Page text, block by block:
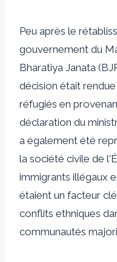
Peu après le
gouvernement du
Bharatiya Janata
décision était
réfugiés en
déclaration du
a également été
la société civile de
immigrants illégaux
étaient un facteur
conflits ethniques
communautés